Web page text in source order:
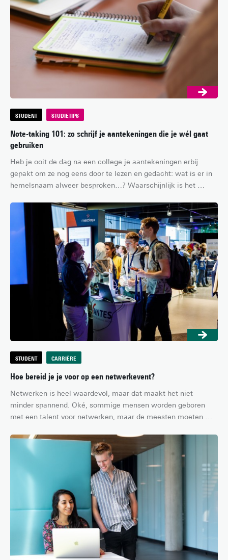
STUDENT STUDIETIPS
Note-taking 101: zo schrijf je aantekeningen die je wél gaat
gebruiken
Heb je ooit de dag na een college je aantekeningen erbij
gepakt om ze nog eens door te lezen en gedacht: wat is er in
hemelsnaam alweer besproken…? Waarschijnlijk is het
een universele ervaring voor studenten – vooral als je college
hebt van een van die super ambitieuze professoren die
gewoon niet bij te houden zijn. Gelukkig hebben wij een aantal
tips om goede aantekeningen te maken, zelfs van de meest
ingewikkelde colleges. Hier zijn ze!
STUDENT CARRIÈRE
Hoe bereid je je voor op een netwerkevent?
Netwerken is heel waardevol, maar dat maakt het niet
minder spannend. Oké, sommige mensen worden geboren
met een talent voor netwerken, maar de meesten moeten
aan het begin van je carrière staat. Gelukkig is netwerken een
vaardigheid, wat betekent dat je jezelf kunt trainen om er
beter in te worden – en een goede voorbereiding is een
belangrijke eerste stap. In dit artikel lees je negen tips over
hoe je je het beste kunt voorbereiden op een netwerkevent!